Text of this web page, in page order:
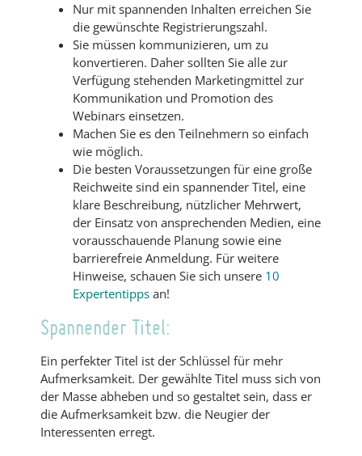
Nur mit spannenden Inhalten erreichen Sie
die gewünschte Registrierungszahl.
Sie müssen kommunizieren, um zu
konvertieren. Daher sollten Sie alle zur
Verfügung stehenden Marketingmittel zur
Kommunikation und Promotion des
Webinars einsetzen.
Machen Sie es den Teilnehmern so einfach
wie möglich.
Die besten Voraussetzungen für eine große
Reichweite sind ein spannender Titel, eine
klare Beschreibung, nützlicher Mehrwert,
der Einsatz von ansprechenden Medien, eine
vorausschauende Planung sowie eine
barrierefreie Anmeldung. Für weitere
Hinweise, schauen Sie sich unsere 10
Expertentipps an!
Spannender Titel:
Ein perfekter Titel ist der Schlüssel für mehr
Aufmerksamkeit. Der gewählte Titel muss sich von
der Masse abheben und so gestaltet sein, dass er
die Aufmerksamkeit bzw. die Neugier der
Interessenten erregt.